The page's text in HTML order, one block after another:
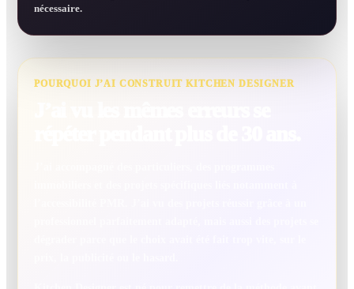
nécessaire.
POURQUOI J’AI CONSTRUIT KITCHEN DESIGNER